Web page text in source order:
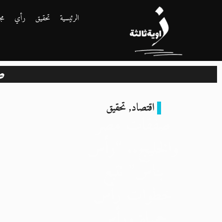
الرئيسية تحقيق رأي
اقتصاد,تحقيق